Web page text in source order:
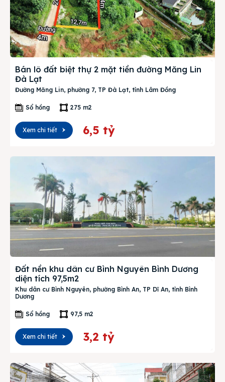
Bán lô đất biệt thự 2 mặt tiền đường Măng Lin
Đà Lạt
Đường Măng Lin, phường 7, TP Đà Lạt, tỉnh Lâm Đồng
Sổ hồng 275 m2
Xem chi tiết 6,5 tỷ
Đất nền khu dân cư Bình Nguyên Bình Dương
diện tích 97,5m2
Khu dân cư Bình Nguyên, phường Bình An, TP Dĩ An, tỉnh Bình
Dương
Sổ hồng 97,5 m2
Xem chi tiết 3,2 tỷ